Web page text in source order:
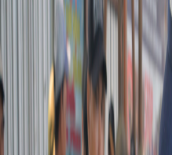
Konsultasi Syariah
Resonansi
Sejarah
Lensa
Iqtishodia